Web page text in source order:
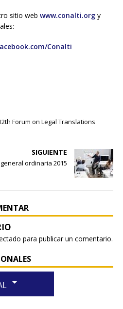
sitio web www.conalti.org y
Conalti
Forum on Legal Translations
SIGUIENTE
ordinaria 2015
para publicar un comentario.
arrow_drop_down